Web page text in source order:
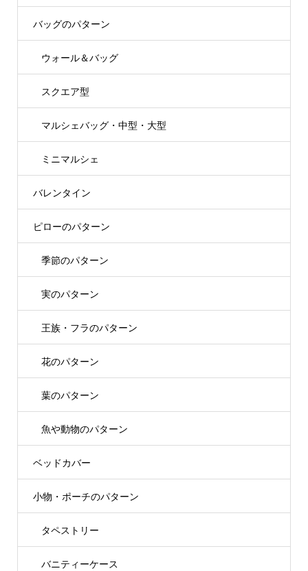
バッグのパターン
ウォール＆バッグ
スクエア型
マルシェバッグ・中型・大型
ミニマルシェ
バレンタイン
ピローのパターン
季節のパターン
実のパターン
王族・フラのパターン
花のパターン
葉のパターン
魚や動物のパターン
ベッドカバー
小物・ポーチのパターン
タペストリー
バニティーケース